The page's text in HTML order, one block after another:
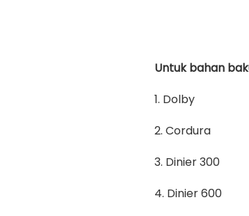
Untuk bahan
1. Dolby
2. Cordura
3. Dinier 300
4. Dinier 600